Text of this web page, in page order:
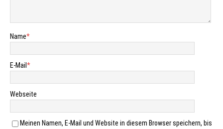
Name*
E-Mail *
Webseite
Meinen Namen, E-Mail und Website in diesem Browser speichern, bis